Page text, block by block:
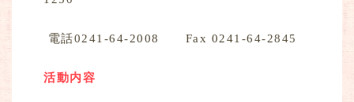
電話0241-64-2008 Fax 0241-64-2845
活動内容